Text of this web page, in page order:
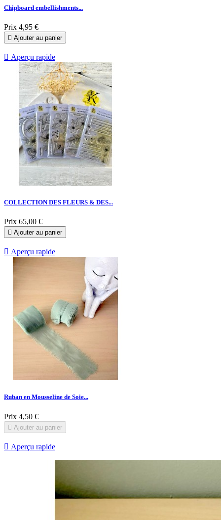
Chipboard embellishments...
Prix 4,95 €
 Ajouter au panier
 Aperçu rapide
COLLECTION DES FLEURS & DES...
Prix 65,00 €
 Ajouter au panier
 Aperçu rapide
Ruban en Mousseline de Soie...
Prix 4,50 €
 Ajouter au panier
 Aperçu rapide